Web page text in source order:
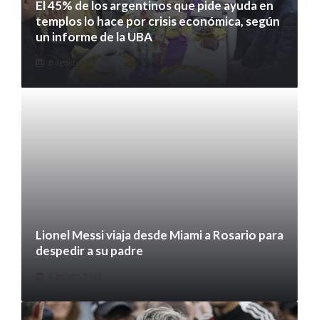
El 45% de los argentinos que pide ayuda en
templos lo hace por crisis económica, según
un informe de la UBA
8 agosto 2026
Lionel Messi viaja desde Miami a Rosario para
despedir a su padre